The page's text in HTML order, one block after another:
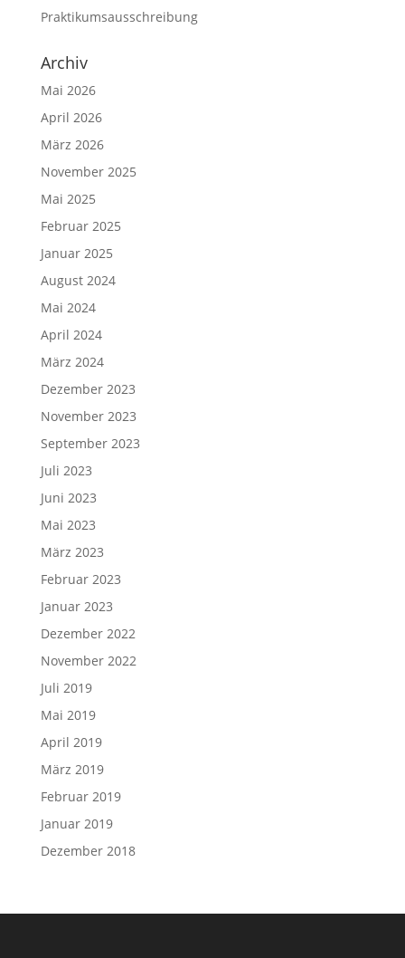
Praktikumsausschreibung
Archiv
Mai 2026
April 2026
März 2026
November 2025
Mai 2025
Februar 2025
Januar 2025
August 2024
Mai 2024
April 2024
März 2024
Dezember 2023
November 2023
September 2023
Juli 2023
Juni 2023
Mai 2023
März 2023
Februar 2023
Januar 2023
Dezember 2022
November 2022
Juli 2019
Mai 2019
April 2019
März 2019
Februar 2019
Januar 2019
Dezember 2018